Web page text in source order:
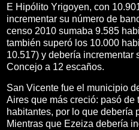
E Hipólito Yrigoyen, con
incrementar su número de
censo 2010 sumaba 9.585
también superó los 10.000
10.517) y debería incrementar
Concejo a 12 escaños.
San Vicente fue el municipio
Aires que más creció: pasó de
habitantes, por lo que debería
Mientras que Ezeiza debería